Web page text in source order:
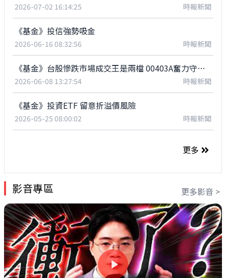
2026-07-02 16:14:25 時報新聞
《基金》投信強勢吸金
2026-06-16 08:32:56 時報新聞
《基金》台股慘跌市場成交王是兩檔 00403A奮力守發行價
2026-06-08 13:27:54 時報新聞
《基金》投資ETF 留意折溢價風險
2026-05-25 08:00:02 時報新聞
更多
影音專區 更多影音 >